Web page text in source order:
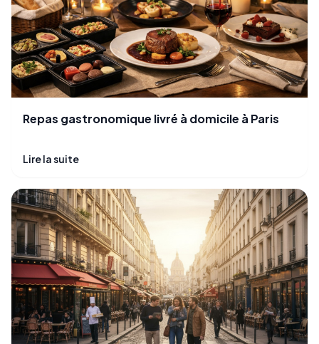
Repas gastronomique livré à domicile à Paris
Lire la suite